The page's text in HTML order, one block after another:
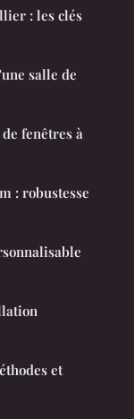
: les clés
salle de
fenêtres à
: robustesse
et